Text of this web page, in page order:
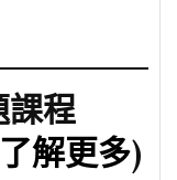
課程
了解更多)